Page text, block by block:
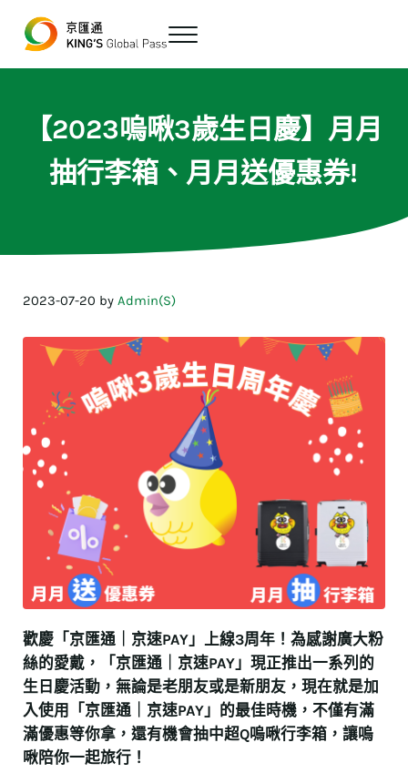
京匯通 官方網站
Menu
【2023嗚啾3歲生日慶】月月
抽行李箱、月月送優惠券!
2023-07-20 by Admin(S)
歡慶「京匯通｜京速PAY」 上線3周年！為感謝廣大粉
絲的愛戴，
「京匯通｜京速PAY」 現正推出一系列的
生日慶活動，無論是老朋友或是新朋友，現在就是加
入使用「京匯通｜京速PAY」的最佳時機，不僅有滿
滿優惠等你拿，還有機會抽中超Q嗚啾行李箱，讓嗚
啾陪你一起旅行！